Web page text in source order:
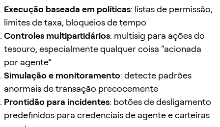
Execução baseada em políticas: listas de permissão,
limites de taxa, bloqueios de tempo
Controles multipartidários: multisig para ações do
tesouro, especialmente qualquer coisa “acionada
por agente”
Simulação e monitoramento: detecte padrões
anormais de transação precocemente
Prontidão para incidentes: botões de desligamento
predefinidos para credenciais de agente e carteiras